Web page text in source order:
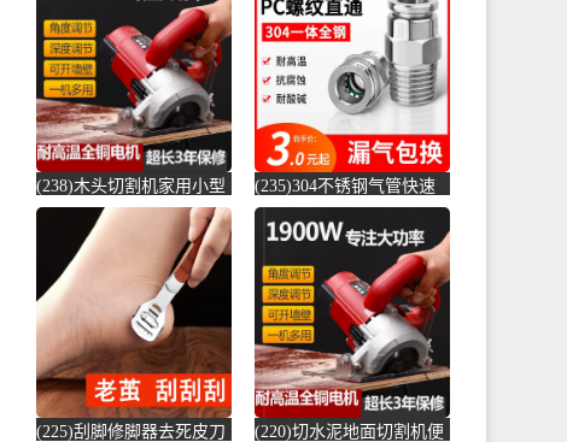
(贞美旗舰店仅售390元)
(238)木头切割机家用小型
切水泥地面金属钢材机两
用新款切槽-水泥切割机
(simtone旗舰店仅售122.65
元)
(235)304不锈钢气管快速
接头快插气动快接螺纹高
压气嘴直-螺纹钢(卓成五
(225)刮脚修脚器去死皮刀
(220)切水泥地面切割机便